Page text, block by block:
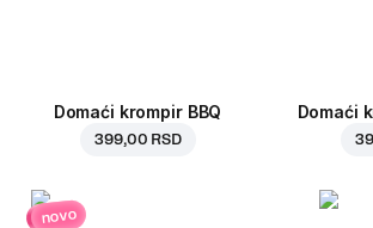
Domaći krompir BBQ
399,00 RSD
Domaći
novo